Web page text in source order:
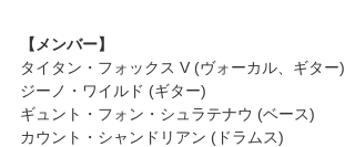
【メンバー】
タイタン・フォックス V (ヴォーカル、ギター)
ジーノ・ワイルド (ギター)
ギュント・フォン・シュラテナウ (ベース)
カウント・シャンドリアン (ドラムス)